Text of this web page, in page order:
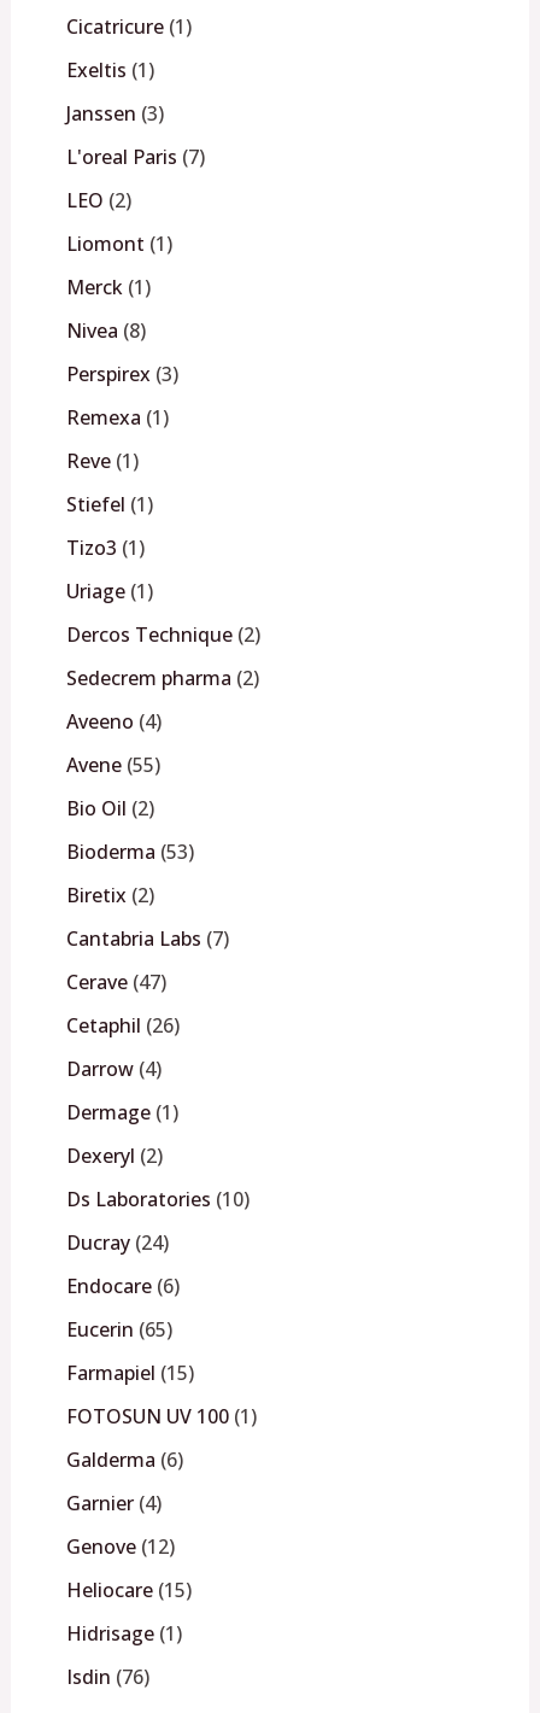
Cicatricure 1
Exeltis 1
Janssen 3
L'oreal Paris 7
LEO 2
Liomont 1
Merck 1
Nivea 8
Perspirex 3
Remexa 1
Reve 1
Stiefel 1
Tizo3 1
Uriage 1
Dercos Technique 2
Sedecrem pharma 2
Aveeno 4
Avene 55
Bio Oil 2
Bioderma 53
Biretix 2
Cantabria Labs 7
Cerave 47
Cetaphil 26
Darrow 4
Dermage 1
Dexeryl 2
Ds Laboratories 10
Ducray 24
Endocare 6
Eucerin 65
Farmapiel 15
FOTOSUN UV 100 1
Galderma 6
Garnier 4
Genove 12
Heliocare 15
Hidrisage 1
Isdin 76